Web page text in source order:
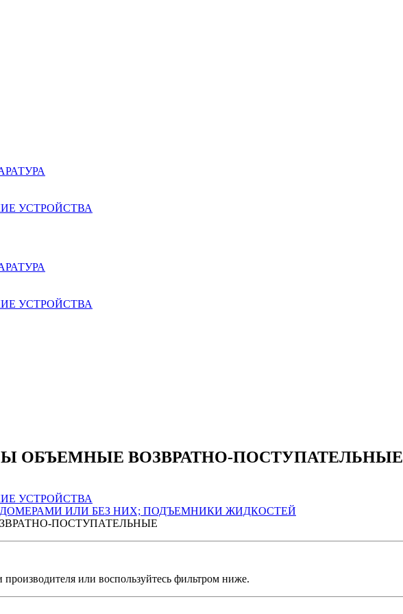
УСТРОЙСТВА
УСТРОЙСТВА
ОБЪЕМНЫЕ ВОЗВРАТНО-ПОСТУПАТЕЛЬНЫЕ
УСТРОЙСТВА
ИЛИ БЕЗ НИХ; ПОДЪЕМНИКИ ЖИДКОСТЕЙ
ПОСТУПАТЕЛЬНЫЕ
производителя или воспользуйтесь фильтром ниже.